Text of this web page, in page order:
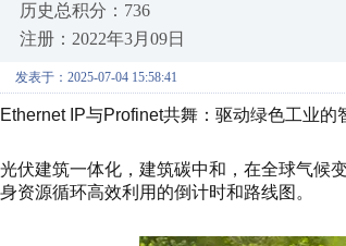
历史总积分：736
注册：2022年3月09日
发表于：2025-07-04 15:58:41
Ethernet IP与Profinet共舞：驱动绿色工业的
光伏建筑一体化，建筑碳中和，在全球气候
身资源循环高效利用的倒计时和路线图。